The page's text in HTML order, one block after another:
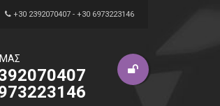
+30 2392070407 - +30 6973223146